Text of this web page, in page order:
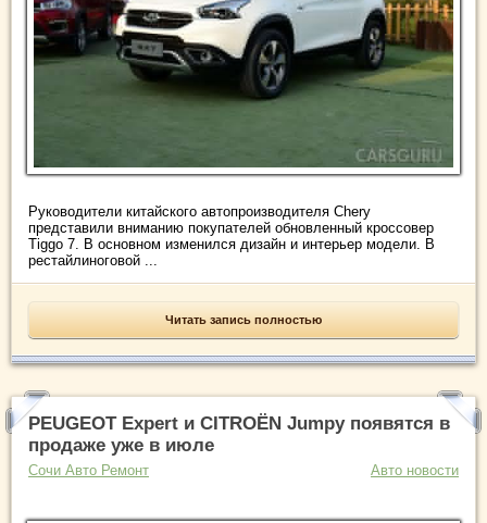
Руководители китайского автопроизводителя Chery
представили вниманию покупателей обновленный кроссовер
Tiggo 7. В основном изменился дизайн и интерьер модели. В
рестайлиноговой ...
Читать запись полностью
PEUGEOT Expert и CITROЁN Jumpy появятся в
продаже уже в июле
Сочи Авто Ремонт Авто новости